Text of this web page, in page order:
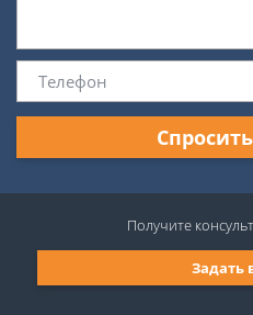
Задать
Получите